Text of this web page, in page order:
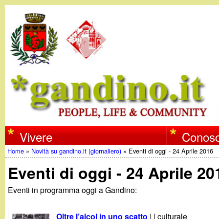
w
w
w
.
Vivere
Tu
sei
Home » Novità su gandino.it (giornaliero) » Eventi di oggi - 24 Aprile 2016
Eventi di oggi - 24 Aprile
Eventi in programma oggi a Gandino:
Oltre l’alcol in uno scatto | | culturale